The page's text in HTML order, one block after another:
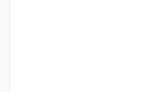
تولید و واردات انواع فن های